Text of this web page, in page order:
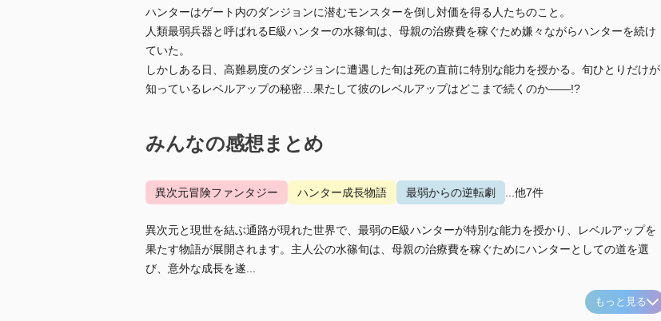
ハンターはゲート内のダンジョンに潜むモンスターを倒し対価を得る人たちのこと。
人類最弱兵器と呼ばれるE級ハンターの水篠旬は、母親の治療費を稼ぐため嫌々ながらハンターを続け
ていた。
しかしある日、高難易度のダンジョンに遭遇した旬は死の直前に特別な能力を授かる。旬ひとりだけが
知っているレベルアップの秘密…果たして彼のレベルアップはどこまで続くのか――!?
みんなの感想まとめ
異次元冒険ファンタジー ハンター成長物語 最弱からの逆転劇 ...他7件
異次元と現世を結ぶ通路が現れた世界で、最弱のE級ハンターが特別な能力を授かり、レベルアップを
果たす物語が展開されます。主人公の水篠旬は、母親の治療費を稼ぐためにハンターとしての道を選
び、意外な成長を遂...
もっと見る